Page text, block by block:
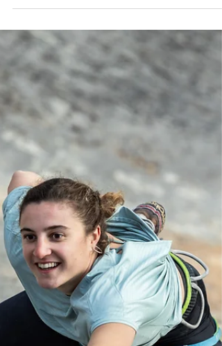
Remillieux, kinésithérapeute en équipe
ces muscles et propose 3 exercices
efficaces pour gagner en force, en
contrôle et en endurance sur les
mouvements de talon. Un guide pratique
pour progresser et prévenir les